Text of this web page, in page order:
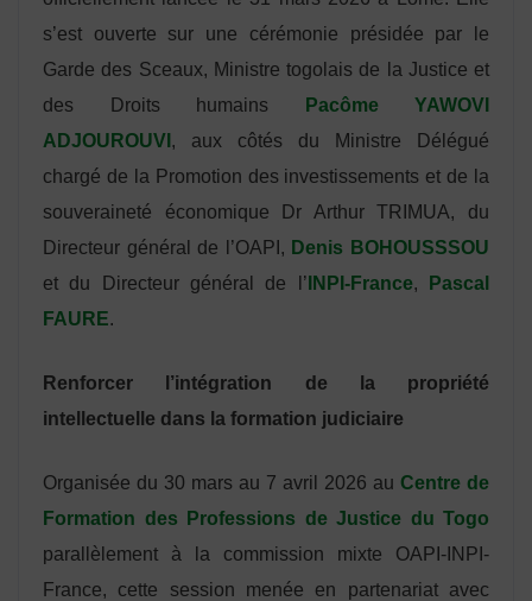
s’est ouverte sur une cérémonie présidée par le
Garde des Sceaux, Ministre togolais de la Justice et
des Droits humains
Pacôme YAWOVI
ADJOUROUVI , aux côtés du Ministre Délégué
chargé de la Promotion des investissements et de la
souveraineté économique Dr Arthur TRIMUA, du
Directeur général de l’OAPI, Denis BOHOUSSSOU
et du Directeur général de l’ INPI-France,
Pascal
FAURE.
Renforcer l’intégration de la propriété
intellectuelle dans la formation judiciaire
Organisée du 30 mars au 7 avril 2026 au Centre de
Formation des Professions de Justice du Togo
parallèlement à la commission mixte OAPI-INPI-
France, cette session menée en partenariat avec